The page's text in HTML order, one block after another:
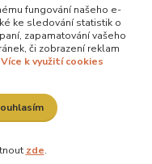
rychle.cz
fungování našeho e-
ke sledování statistik o
zapamatování vašeho
či zobrazení reklam
Více k využití cookies
zde.